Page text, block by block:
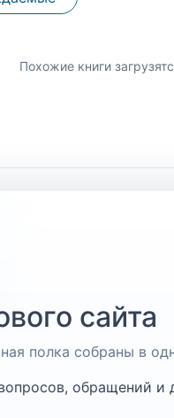
Похожие книги
сайта
полка собраны в
обращений и